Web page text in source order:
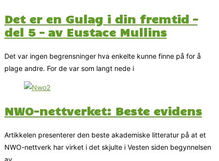
Det er en Gulag i din fremtid –
del 5 – av Eustace Mullins
Det var ingen begrensninger hva enkelte kunne finne på for å
plage andre. For de var som langt nede i
NWO-nettverket: Beste evidens
Artikkelen presenterer den beste akademiske litteratur på at et
NWO-nettverk har virket i det skjulte i Vesten siden begynnelsen